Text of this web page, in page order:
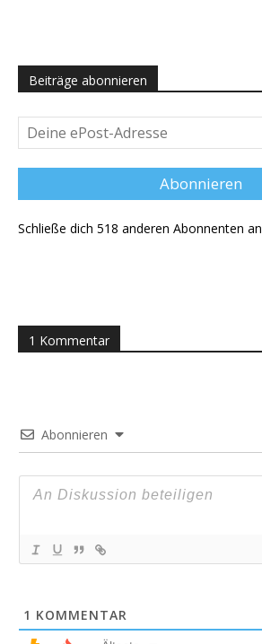
Beiträge abonnieren
Deine
ePost-
Adresse
Abonnieren
Schließe dich 518 anderen Abonnenten an
1 Kommentar
Abonnieren
1 KOMMENTAR